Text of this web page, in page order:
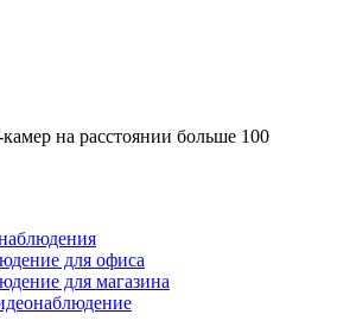
на расстоянии больше 100
для офиса
для магазина